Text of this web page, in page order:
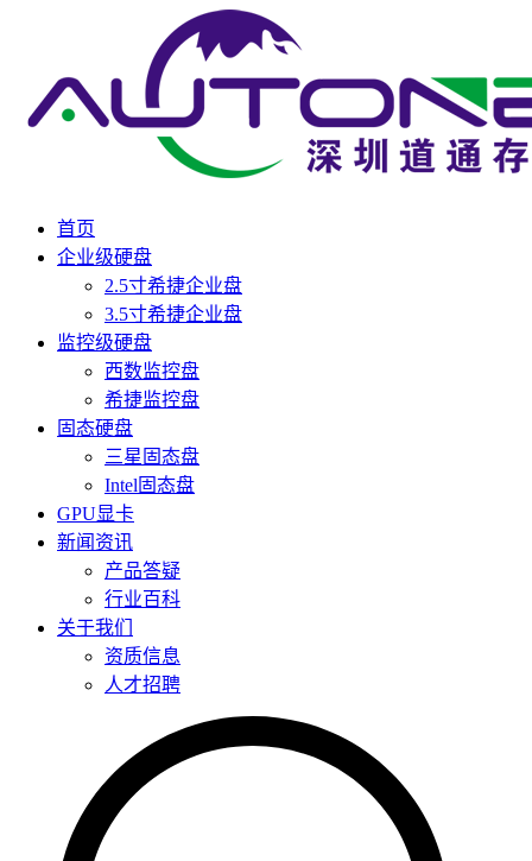
首页
企业级硬盘
2.5寸希捷企业盘
3.5寸希捷企业盘
监控级硬盘
西数监控盘
希捷监控盘
固态硬盘
三星固态盘
Intel固态盘
GPU显卡
新闻资讯
产品答疑
行业百科
关于我们
资质信息
人才招聘